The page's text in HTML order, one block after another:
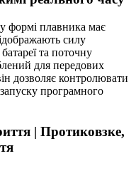
формі плавника має
силу
та поточну
для передових
дозволяє контролювати
програмного
| Протиковзке,